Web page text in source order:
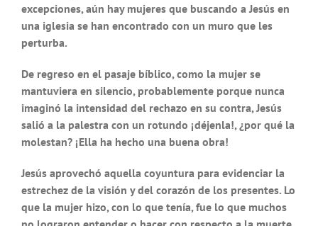
excepciones, aún hay mujeres que buscando a Jesús en
una iglesia se han encontrado con un muro que les
perturba.
De regreso en el pasaje bíblico, como la mujer se
mantuviera en silencio, probablemente porque nunca
imaginó la intensidad del rechazo en su contra, Jesús
salió a la palestra con un rotundo ¡déjenla!, ¿por qué la
molestan? ¡Ella ha hecho una buena obra!
Jesús aprovechó aquella coyuntura para evidenciar la
estrechez de la visión y del corazón de los presentes. Lo
que la mujer hizo, con lo que tenía, fue lo que muchos